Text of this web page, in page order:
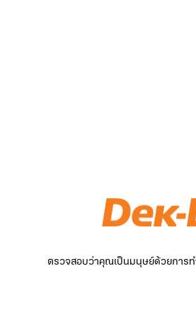
ตรวจสอบว่าคุณเป็นมนุษย์ด้วยการท